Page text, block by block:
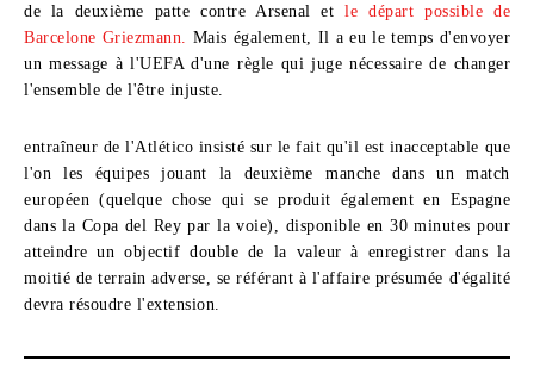
de la deuxième patte contre Arsenal etle départ possible de
Barcelone Griezmann. Mais également, Il a eu le temps d'envoyer
un message à l'UEFA d'une règle qui juge nécessaire de changer
l'ensemble de l'être injuste.
entraîneur de l'Atlético insisté sur le fait qu'il est inacceptable que
l'on les équipes jouant la deuxième manche dans un match
européen (quelque chose qui se produit également en Espagne
dans la Copa del Rey par la voie), disponible en 30 minutes pour
atteindre un objectif double de la valeur à enregistrer dans la
moitié de terrain adverse, se référant à l'affaire présumée d'égalité
devra résoudre l'extension.